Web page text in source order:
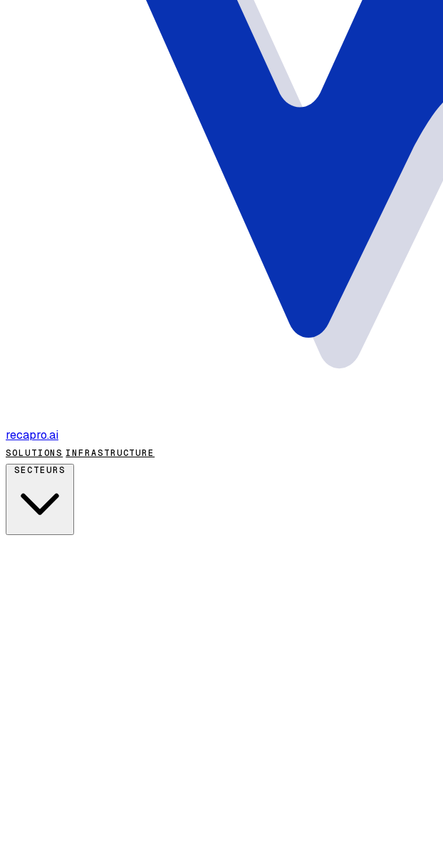
recapro.ai
SOLUTIONS INFRASTRUCTURE
SECTEURS